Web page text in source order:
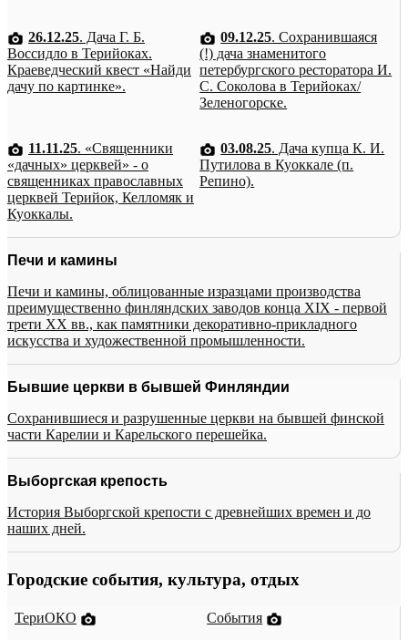
26.12.25. Дача Г. Б.
Воссидло в Терийоках.
Краеведческий квест «Найди
дачу по картинке».
09.12.25. Сохранившаяся
(!) дача знаменитого
петербургского ресторатора И.
С. Соколова в Терийоках/
Зеленогорске.
11.11.25. «Священники
«дачных» церквей» - о
священниках православных
церквей Терийок, Келломяк и
Куоккалы.
03.08.25. Дача купца К. И.
Путилова в Куоккале (п.
Репино).
Печи и камины
Печи и камины, облицованные изразцами производства
преимущественно финляндских заводов конца XIX - первой
трети XX вв., как памятники декоративно-прикладного
искусства и художественной промышленности.
Бывшие церкви в бывшей Финляндии
Сохранившиеся и разрушенные церкви на бывшей финской
части Карелии и Карельского перешейка.
Выборгская крепость
История Выборгской крепости с древнейших времен и до
наших дней.
Городские события, культура, отдых
ТериОКО
События